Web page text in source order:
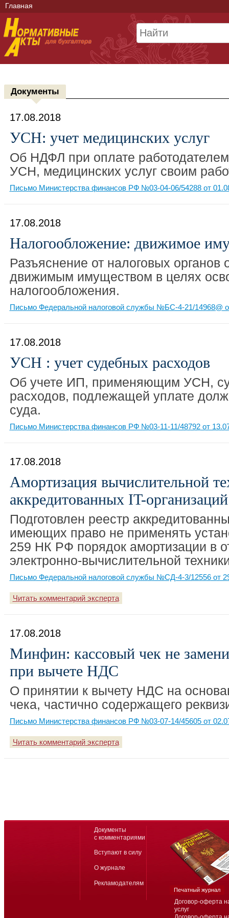
Главная
Документы
17.08.2018
УСН: учет медицинских услуг
Об НДФЛ при оплате
УСН, медицинских услуг своим
Письмо Министерства финансов РФ №03-04-06/54288 от
17.08.2018
Налогообложение: движимое
Разъяснение от налоговых органов
движимым имуществом в целях
налогообложения.
Письмо Федеральной налоговой службы №БС-4-21/14968@
17.08.2018
УСН : учет судебных расходов
Об учете ИП, применяющим УСН,
расходов, подлежащей уплате
суда.
Письмо Министерства финансов РФ №03-11-11/48792 от
17.08.2018
Амортизация вычислительной
аккредитованных IT-организаций
Подготовлен реестр
имеющих право не применять
259 НК РФ порядок амортизации в
электронно-вычислительной
Письмо Федеральной налоговой службы №СД-4-3/12556 от
Читать комментарий эксперта
17.08.2018
Минфин: кассовый чек не
при вычете НДС
О принятии к вычету НДС на
чека, частично содержащего
Письмо Министерства финансов РФ №03-07-14/45605 от
Читать комментарий эксперта
Договор-оферта
услуг
Документы
с комментариями
Вступают в силу
О журнале
Рекламодателям
Печатный журнал